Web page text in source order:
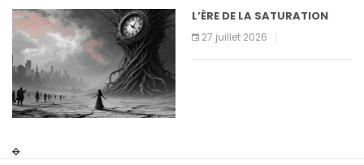
L’ÈRE DE LA SATURATION
27 juillet 2026